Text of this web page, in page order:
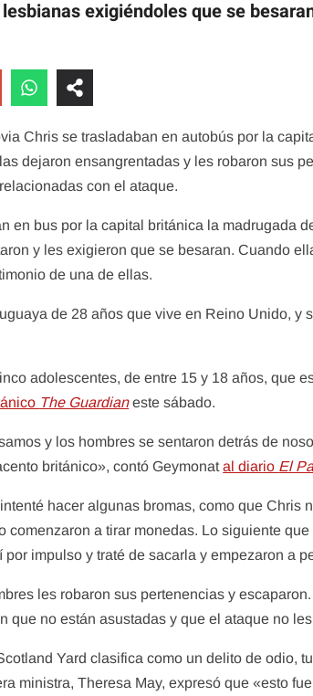
exigiéndoles que se
Chris se trasladaban en autobús por la
dejaron ensangrentadas y les robaron sus
con el ataque.
en bus por la capital británica la madrugada
y les exigieron que se besaran. Cuando
de una de ellas.
de 28 años que vive en Reino Unido,
adolescentes, de entre 15 y 18 años, que
The Guardianeste sábado.
y los hombres se sentaron detrás de
británico», contó Geymonatal diario El
hacer algunas bromas, como que
a tirar monedas. Lo siguiente
impulso y traté de sacarla y empezaron a
les robaron sus pertenencias y
que no están asustadas y que el ataque no
Yard clasifica como un delito de odio,
ministra, Theresa May, expresó que «esto